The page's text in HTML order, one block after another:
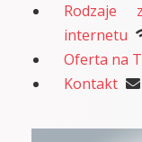
Rodzaje
internetu
Oferta na
Kontakt